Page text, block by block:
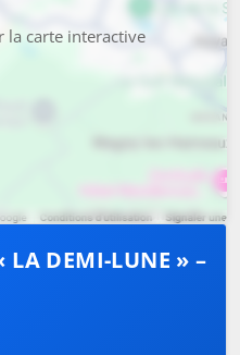
la carte interactive
LA DEMI-LUNE » –